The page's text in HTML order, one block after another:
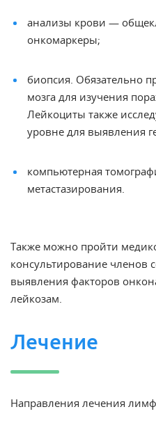
анализы крови —
онкомаркеры;
биопсия. Обязательно
мозга для изучения
Лейкоциты также
уровне для выявления
компьютерная
метастазирования.
Также можно пройти
консультирование членов
выявления факторов
лейкозам.
Лечение
Направления лечения